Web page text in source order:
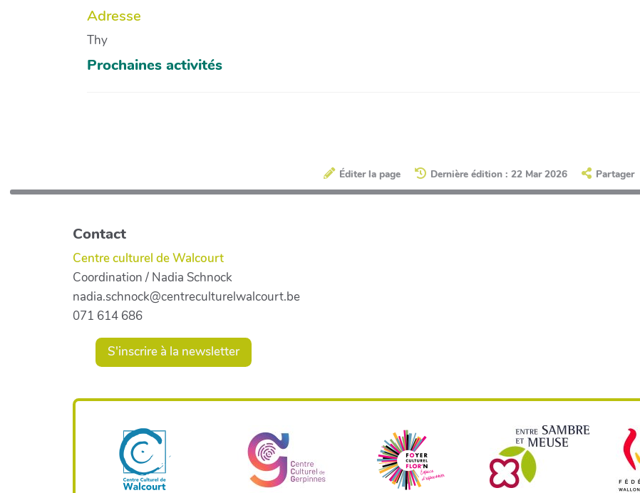
Adresse
Thy
Prochaines activités
Éditer la page Dernière édition : 22 Mar 2026 Partager
Contact
Centre culturel de Walcourt
Coordination / Nadia Schnock
nadia.schnock@centreculturelwalcourt.be
071 614 686
S'inscrire à la newsletter